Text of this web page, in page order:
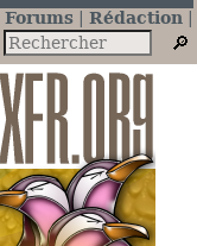
Forums
Rédaction